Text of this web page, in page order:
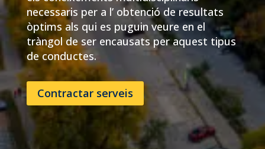
necessaris per a l’ obtenció de resultats
òptims als qui es puguin veure en el
tràngol de ser encausats per aquest tipus
de conductes.
Contractar serveis